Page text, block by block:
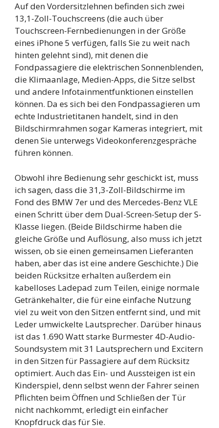
Auf den Vordersitzlehnen befinden sich zwei
13,1-Zoll-Touchscreens (die auch über
Touchscreen-Fernbedienungen in der Größe
eines iPhone 5 verfügen, falls Sie zu weit nach
hinten gelehnt sind), mit denen die
Fondpassagiere die elektrischen Sonnenblenden,
die Klimaanlage, Medien-Apps, die Sitze selbst
und andere Infotainmentfunktionen einstellen
können. Da es sich bei den Fondpassagieren um
echte Industrietitanen handelt, sind in den
Bildschirmrahmen sogar Kameras integriert, mit
denen Sie unterwegs Videokonferenzgespräche
führen können.
Obwohl ihre Bedienung sehr geschickt ist, muss
ich sagen, dass die 31,3-Zoll-Bildschirme im
Fond des BMW 7er und des Mercedes-Benz VLE
einen Schritt über dem Dual-Screen-Setup der S-
Klasse liegen. (Beide Bildschirme haben die
gleiche Größe und Auflösung, also muss ich jetzt
wissen, ob sie einen gemeinsamen Lieferanten
haben, aber das ist eine andere Geschichte.) Die
beiden Rücksitze erhalten außerdem ein
kabelloses Ladepad zum Teilen, einige normale
Getränkehalter, die für eine einfache Nutzung
viel zu weit von den Sitzen entfernt sind, und mit
Leder umwickelte Lautsprecher. Darüber hinaus
ist das 1.690 Watt starke Burmester 4D-Audio-
Soundsystem mit 31 Lautsprechern und Excitern
in den Sitzen für Passagiere auf dem Rücksitz
optimiert. Auch das Ein- und Aussteigen ist ein
Kinderspiel, denn selbst wenn der Fahrer seinen
Pflichten beim Öffnen und Schließen der Tür
nicht nachkommt, erledigt ein einfacher
Knopfdruck das für Sie.